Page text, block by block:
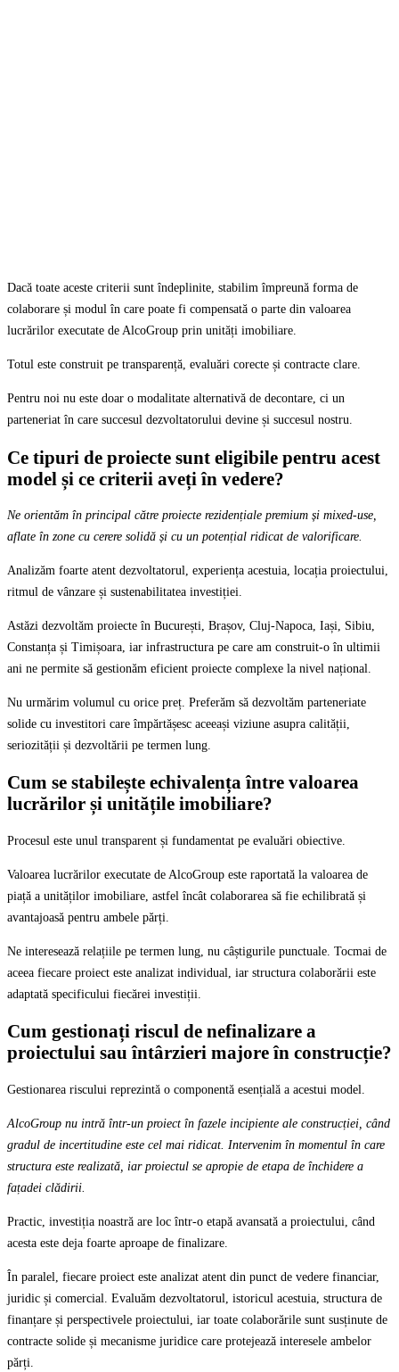
Dacă toate aceste criterii sunt îndeplinite, stabilim împreună forma de
colaborare și modul în care poate fi compensată o parte din valoarea
lucrărilor executate de AlcoGroup prin unități imobiliare.
Totul este construit pe transparență, evaluări corecte și contracte clare.
Pentru noi nu este doar o modalitate alternativă de decontare, ci un
parteneriat în care succesul dezvoltatorului devine și succesul nostru.
Ce tipuri de proiecte sunt eligibile pentru acest
model și ce criterii aveți în vedere?
Ne orientăm în principal către proiecte rezidențiale premium și mixed-use,
aflate în zone cu cerere solidă și cu un potențial ridicat de valorificare.
Analizăm foarte atent dezvoltatorul, experiența acestuia, locația proiectului,
ritmul de vânzare și sustenabilitatea investiției.
Astăzi dezvoltăm proiecte în București, Brașov, Cluj-Napoca, Iași, Sibiu,
Constanța și Timișoara, iar infrastructura pe care am construit-o în ultimii
ani ne permite să gestionăm eficient proiecte complexe la nivel național.
Nu urmărim volumul cu orice preț. Preferăm să dezvoltăm parteneriate
solide cu investitori care împărtășesc aceeași viziune asupra calității,
seriozității și dezvoltării pe termen lung.
Cum se stabilește echivalența între valoarea
lucrărilor și unitățile imobiliare?
Procesul este unul transparent și fundamentat pe evaluări obiective.
Valoarea lucrărilor executate de AlcoGroup este raportată la valoarea de
piață a unităților imobiliare, astfel încât colaborarea să fie echilibrată și
avantajoasă pentru ambele părți.
Ne interesează relațiile pe termen lung, nu câștigurile punctuale. Tocmai de
aceea fiecare proiect este analizat individual, iar structura colaborării este
adaptată specificului fiecărei investiții.
Cum gestionați riscul de nefinalizare a
proiectului sau întârzieri majore în construcție?
Gestionarea riscului reprezintă o componentă esențială a acestui model.
AlcoGroup nu intră într-un proiect în fazele incipiente ale construcției, când
gradul de incertitudine este cel mai ridicat. Intervenim în momentul în care
structura este realizată, iar proiectul se apropie de etapa de închidere a
fațadei clădirii.
Practic, investiția noastră are loc într-o etapă avansată a proiectului, când
acesta este deja foarte aproape de finalizare.
În paralel, fiecare proiect este analizat atent din punct de vedere financiar,
juridic și comercial. Evaluăm dezvoltatorul, istoricul acestuia, structura de
finanțare și perspectivele proiectului, iar toate colaborările sunt susținute de
contracte solide și mecanisme juridice care protejează interesele ambelor
părți.